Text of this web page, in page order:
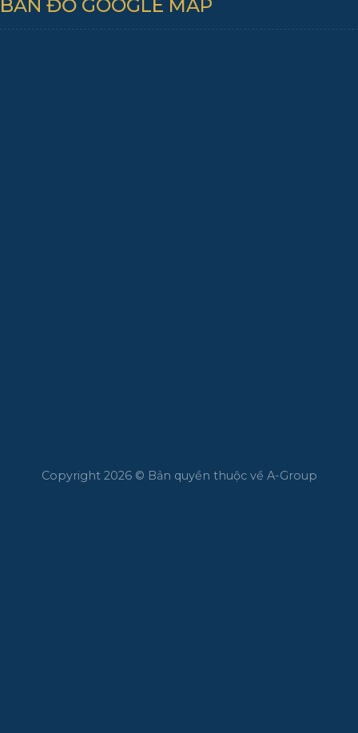
BẢN ĐỒ GOOGLE MAP
Copyright 2026 © Bản quyền thuộc về A-Group